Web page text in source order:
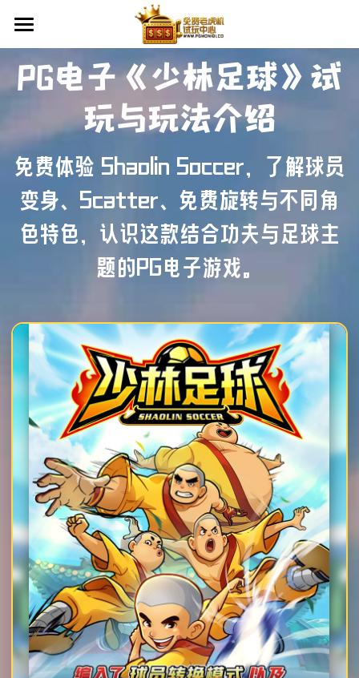
首页
老虎机教学
PG电子入门
老虎机怎么玩
RTP是什么？
平台资讯
试玩中心
试玩攻略
辅助工具
VPN下载
PG电子《少林足球》试
玩与玩法介绍
免费体验 Shaolin Soccer，了解球员
变身、Scatter、免费旋转与不同角
色特色，认识这款结合功夫与足球主
题的PG电子游戏。
博客分类
所有博客分类
PG电子
PG电子优惠活动